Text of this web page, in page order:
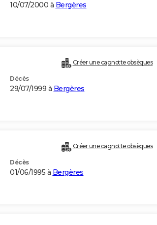
10/07/2000 à Bergères
Créer une cagnotte obsèques
Décès
29/07/1999 à Bergères
Créer une cagnotte obsèques
Décès
01/06/1995 à Bergères